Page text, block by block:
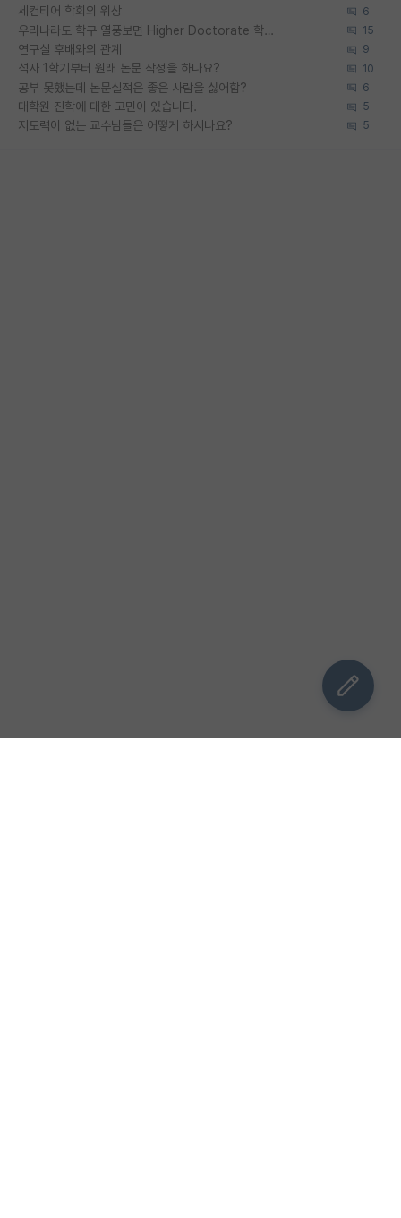
세컨티어 학회의 위상 6
우리나라도 학구 열풍보면 Higher Doctorate 학위가 필요하다고 봅니다. 15
연구실 후배와의 관계 9
석사 1학기부터 원래 논문 작성을 하나요? 10
공부 못했는데 논문실적은 좋은 사람을 싫어함? 6
대학원 진학에 대한 고민이 있습니다. 5
지도력이 없는 교수님들은 어떻게 하시나요? 5